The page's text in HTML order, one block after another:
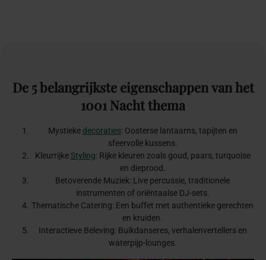
De 5belangrijkste eigenschappenvanhet
1001 Nachtthema
Mystieke decoraties: Oosterse lantaarns, tapijten en
sfeervolle kussens.
Kleurrijke Styling: Rijke kleuren zoals goud, paars, turquoise
en dieprood.
Betoverende Muziek: Live percussie, traditionele
instrumenten of oriëntaalse DJ-sets.
Thematische Catering: Een buffet met authentieke gerechten
en kruiden.
Interactieve Beleving: Buikdanseres, verhalenvertellers en
waterpijp-lounges.